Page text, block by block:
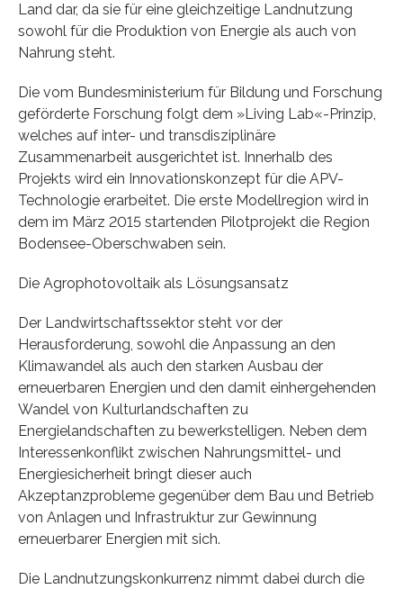
Land dar, da sie für eine gleichzeitige Landnutzung
sowohl für die Produktion von Energie als auch von
Nahrung steht.
Die vom Bundesministerium für Bildung und Forschung
geförderte Forschung folgt dem »Living Lab«-Prinzip,
welches auf inter- und transdisziplinäre
Zusammenarbeit ausgerichtet ist. Innerhalb des
Projekts wird ein Innovationskonzept für die APV-
Technologie erarbeitet. Die erste Modellregion wird in
dem im März 2015 startenden Pilotprojekt die Region
Bodensee-Oberschwaben sein.
Die Agrophotovoltaik als Lösungsansatz
Der Landwirtschaftssektor steht vor der
Herausforderung, sowohl die Anpassung an den
Klimawandel als auch den starken Ausbau der
erneuerbaren Energien und den damit einhergehenden
Wandel von Kulturlandschaften zu
Energielandschaften zu bewerkstelligen. Neben dem
Interessenkonflikt zwischen Nahrungsmittel- und
Energiesicherheit bringt dieser auch
Akzeptanzprobleme gegenüber dem Bau und Betrieb
von Anlagen und Infrastruktur zur Gewinnung
erneuerbarer Energien mit sich.
Die Landnutzungskonkurrenz nimmt dabei durch die